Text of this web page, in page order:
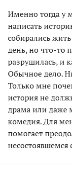
Именно тогда у
написать
собирались
день, но что-то
разрушилась, и
Обычное дело.
Только мне
история не
драма или даже
комедия. Для
помогает
несостоявшемся